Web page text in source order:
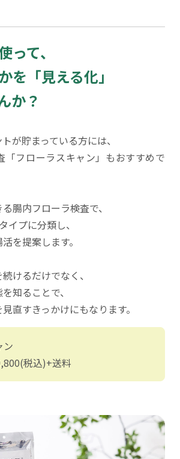
って、
を「見える化」
か？
が貯まっている方には、
「フローラスキャン」もおすすめで
腸内フローラ検査で、
イプに分類し、
を提案します。
けるだけでなく、
知ることで、
直すきっかけにもなります。
ン
税込)+送料